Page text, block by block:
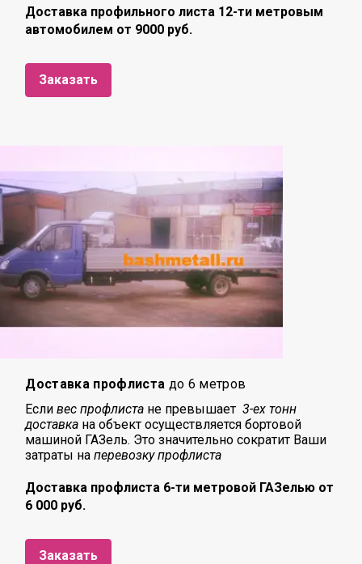
Доставка профильного листа 12-ти метровым
автомобилем от 9000 руб.
Заказать
Доставка профлиста до 6 метров
Есливес профлиста не превышает3-ех тонн
доставка на объект осуществляется бортовой
машиной ГАЗель. Это значительно сократит Ваши
затраты наперевозкупрофлиста
Доставка профлиста 6-ти метровой ГАЗелью от
6 000 руб.
Заказать